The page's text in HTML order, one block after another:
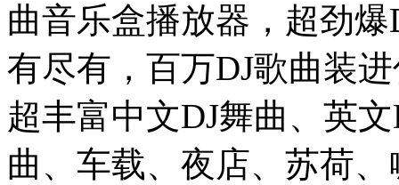
曲音乐盒播放器，超劲
有尽有，百万DJ歌曲装
超丰富中文DJ舞曲、英
曲、车载、夜店、苏荷